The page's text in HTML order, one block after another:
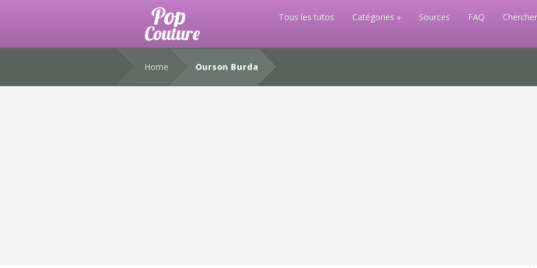
Tous les tutos Catégories Sources FAQ
Home Ourson Burda